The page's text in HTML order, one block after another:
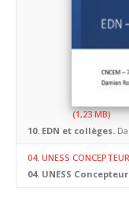
10. EDN et collèges.
04. UNESS CONCEPTEUR
04. UNESS